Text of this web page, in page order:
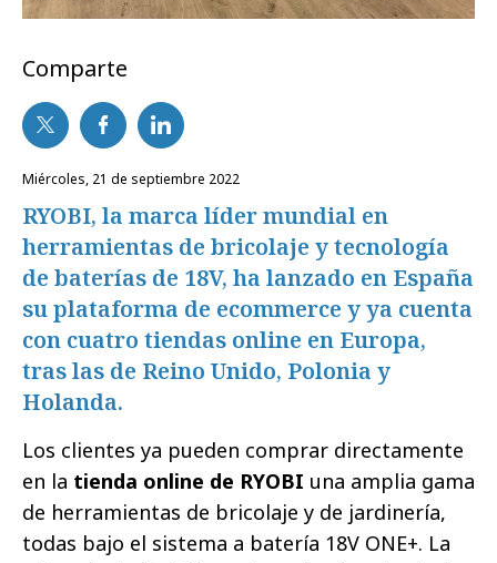
Comparte
miércoles, 21 de septiembre 2022
RYOBI, la marca líder mundial en
herramientas de bricolaje y tecnología
de baterías de 18V, ha lanzado en España
su plataforma de ecommerce y ya cuenta
con cuatro tiendas online en Europa,
tras las de Reino Unido, Polonia y
Holanda.
Los clientes ya pueden comprar directamente
en la tienda online de RYOBI una amplia gama
de herramientas de bricolaje y de jardinería,
todas bajo el sistema a batería 18V ONE+. La